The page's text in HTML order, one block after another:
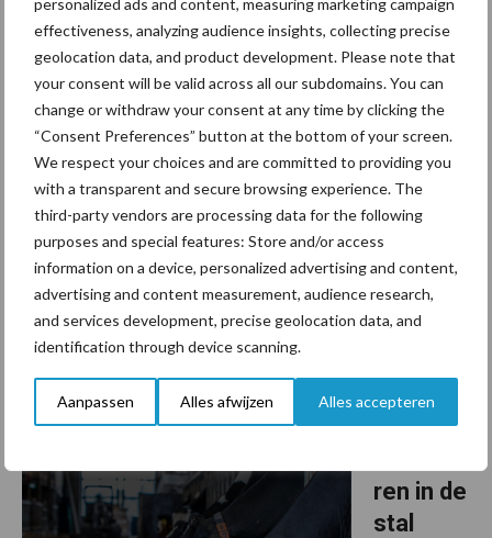
effectiveness, analyzing audience insights, collecting precise
geolocation data, and product development. Please note that
your consent will be valid across all our subdomains. You can
change or withdraw your consent at any time by clicking the
“Consent Preferences” button at the bottom of your screen.
We respect your choices and are committed to providing you
with a transparent and secure browsing experience. The
third-party vendors are processing data for the following
purposes and special features: Store and/or access
information on a device, personalized advertising and content,
advertising and content measurement, audience research,
and services development, precise geolocation data, and
identification through device scanning.
Aanpassen Alles afwijzen Alles accepteren
Let op:
mais is
rijper
dan u
denkt
26 september 2014
De afrijping
van snijmais is
op veel
plaatsen al verder dan de aanblik van de planten doet vermoeden.
Mark de Beer van LG adviseert maistelers alert te zijn op de
afrijping van de kolf. ‘Doordat de plant veel vocht heeft ...
Lees meer
ren in de
stal